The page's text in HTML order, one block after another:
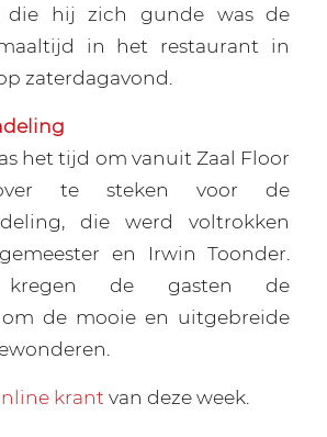
die hij zich gunde was de
in het restaurant in
zaterdagavond.
het tijd om vanuit Zaal Floor
te steken voor de
die werd voltrokken
en Irwin Toonder.
kregen de gasten de
de mooie en uitgebreide
krant van deze week.